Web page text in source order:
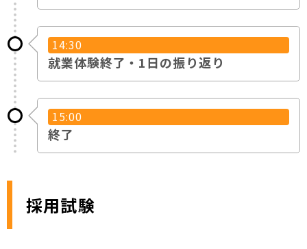
14:30
就業体験終了・1日の振り返り
15:00
終了
採用試験